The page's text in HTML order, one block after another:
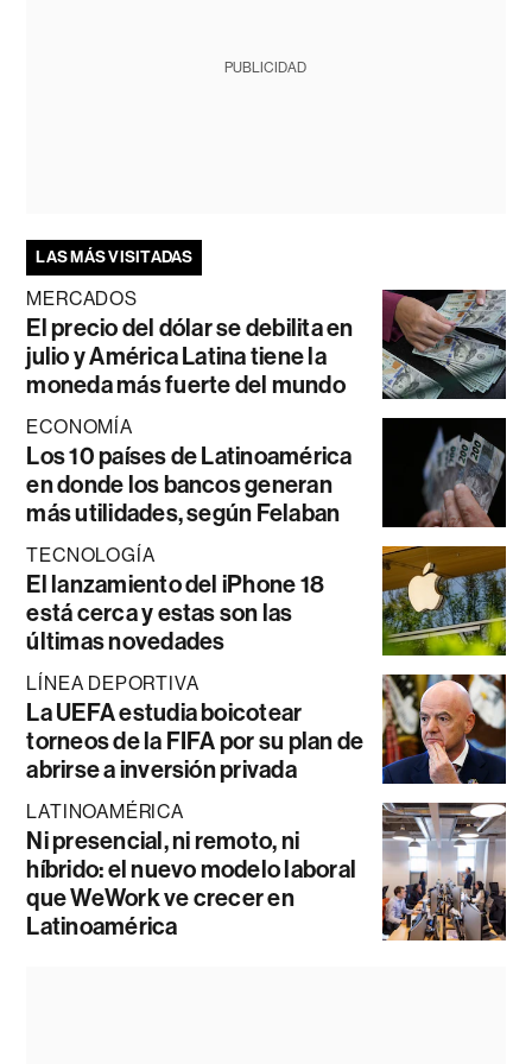
PUBLICIDAD
LAS MÁS VISITADAS
MERCADOS
El precio del dólar se debilita en
julio y América Latina tiene la
moneda más fuerte del mundo
ECONOMÍA
Los 10 países de Latinoamérica
en donde los bancos generan
más utilidades, según Felaban
TECNOLOGÍA
El lanzamiento del iPhone 18
está cerca y estas son las
últimas novedades
LÍNEA DEPORTIVA
La UEFA estudia boicotear
torneos de la FIFA por su plan de
abrirse a inversión privada
LATINOAMÉRICA
Ni presencial, ni remoto, ni
híbrido: el nuevo modelo laboral
que WeWork ve crecer en
Latinoamérica